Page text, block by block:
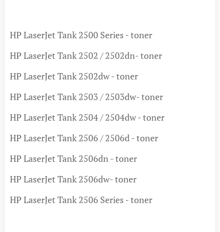
HP LaserJet Tank 2500 Series - toner
HP LaserJet Tank 2502 / 2502dn- toner
HP LaserJet Tank 2502dw - toner
HP LaserJet Tank 2503 / 2503dw- toner
HP LaserJet Tank 2504 / 2504dw - toner
HP LaserJet Tank 2506 / 2506d - toner
HP LaserJet Tank 2506dn - toner
HP LaserJet Tank 2506dw- toner
HP LaserJet Tank 2506 Series - toner